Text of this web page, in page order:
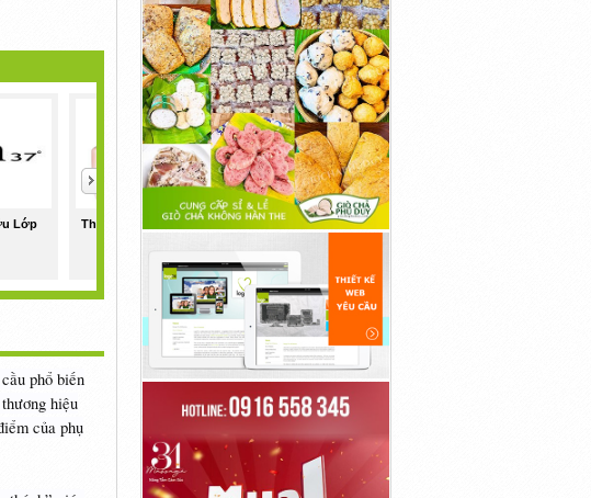
Lớp
The Face Shop Kem Nền
23,255đ
The Face Shop Cushion
>
phổ biến
hiệu
của phụ